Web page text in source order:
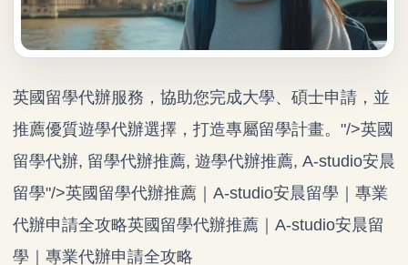
英國留學代辦服務，協助您完成大學、碩士申請，並
推薦優質遊學代辦選擇，打造專屬留學計畫。"/>英國
留學代辦, 留學代辦推薦, 遊學代辦推薦, A-studio安晨
留學"/>英國留學代辦推薦｜A-studio安晨留學｜專業
代辦申請全攻略英國留學代辦推薦｜A-studio安晨留
學｜專業代辦申請全攻略